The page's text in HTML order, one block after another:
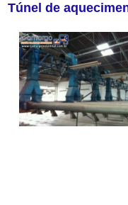
Túnel de